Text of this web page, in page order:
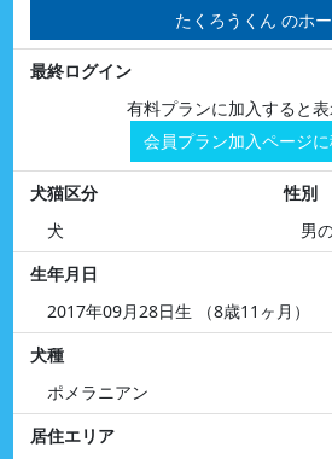
たくろうくん のホ
最終ログイン
有料プランに加入すると
会員プラン加入ページ
犬猫区分
犬
性別
男
生年月日
2017年09月28日生 （8歳11ヶ月）
犬種
ポメラニアン
居住エリア